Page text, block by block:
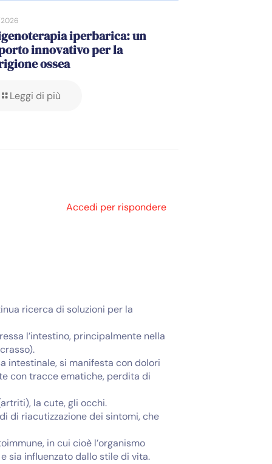
iperbarica: un
innovativo per la
ossea
Leggi di più
ricerca di soluzioni per la
l’intestino, principalmente nella
intestinale, si manifesta con dolori
con tracce ematiche, perdita di
la cute, gli occhi.
di riacutizzazione dei sintomi, che
in cui cioè l’organismo
sia influenzato dallo stile di vita.
Accedi per rispondere